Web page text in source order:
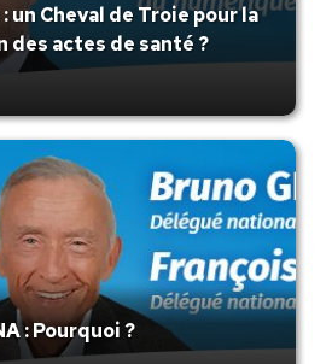
un Cheval de Troie pour la
des actes de santé ?
: Pourquoi ?